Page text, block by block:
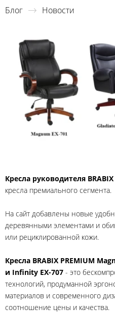
Блог
Новости
Кресла руководителя BRABIX
кресла премиального сегмента.
На сайт добавлены новые
деревянными элементами и
или рециклированной кожи.
Кресла BRABIX PREMIUM
и Infinity EX-707 - это
технологий, продуманной
материалов и современного
соотношение цены и качества.